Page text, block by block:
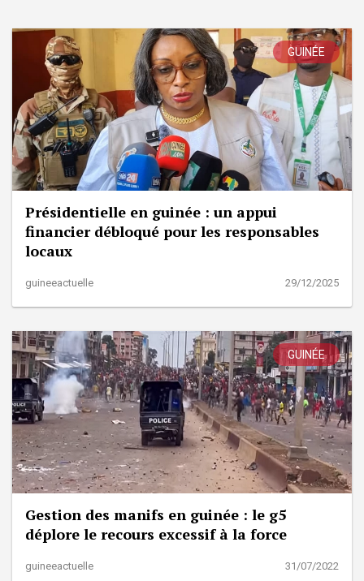
GUINÉE
Présidentielle en guinée : un appui
financier débloqué pour les responsables
locaux
guineeactuelle 29/12/2025
GUINÉE
Gestion des manifs en guinée : le g5
déplore le recours excessif à la force
guineeactuelle 31/07/2022